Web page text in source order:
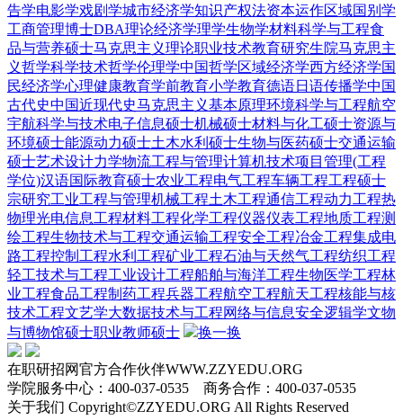
告学电影学戏剧学城市经济学知识产权法资本运作区域国别学
工商管理博士DBA理论经济学理学生物学材料科学与工程食
品与营养硕士马克思主义理论职业技术教育研究生院马克思主
义哲学科学技术哲学伦理学中国哲学区域经济学西方经济学国
民经济学心理健康教育学前教育小学教育德语日语传播学中国
古代史中国近现代史马克思主义基本原理环境科学与工程航空
宇航科学与技术电子信息硕士机械硕士材料与化工硕士资源与
环境硕士能源动力硕士土木水利硕士生物与医药硕士交通运输
硕士艺术设计力学物流工程与管理计算机技术项目管理(工程
学位)汉语国际教育硕士农业工程电气工程车辆工程工程硕士
宗研究工业工程与管理机械工程土木工程通信工程动力工程热
物理光电信息工程材料工程化学工程仪器仪表工程地质工程测
绘工程生物技术与工程交通运输工程安全工程冶金工程集成电
路工程控制工程水利工程矿业工程石油与天然气工程纺织工程
轻工技术与工程工业设计工程船舶与海洋工程生物医学工程林
业工程食品工程制药工程兵器工程航空工程航天工程核能与核
技术工程文艺学大数据技术与工程网络与信息安全逻辑学文物
与博物馆硕士职业教师硕士 换一换
在职研招网官方合作伙伴WWW.ZZYEDU.ORG
学院服务中心：400-037-0535 商务合作：400-037-0535
关于我们 Copyright©ZZYEDU.ORG All Rights Reserved